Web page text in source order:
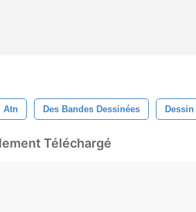
Atn Des Bandes Dessinées Dessin
Téléchargé